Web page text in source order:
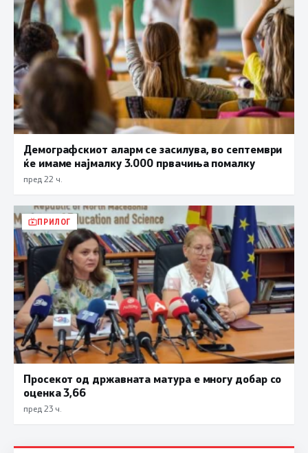
Демографскиот аларм се засилува, во септември
ќе имаме најмалку 3.000 првачиња помалку
пред 22 ч.
ПРИЛОГ
Просекот од државната матура е многу добар со
оценка 3,66
пред 23 ч.